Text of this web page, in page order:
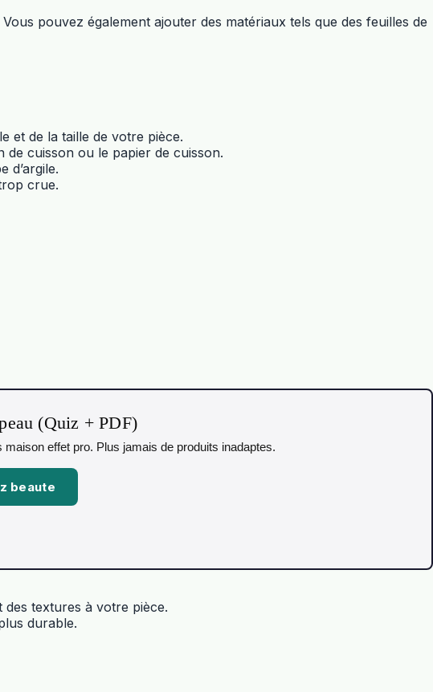
pouvez également ajouter des matériaux tels que des feuilles de
et de la taille de votre pièce.
de cuisson ou le papier de cuisson.
d’argile.
crue.
(Quiz + PDF)
effet pro. Plus jamais de produits inadaptes.
beaute
textures à votre pièce.
durable.